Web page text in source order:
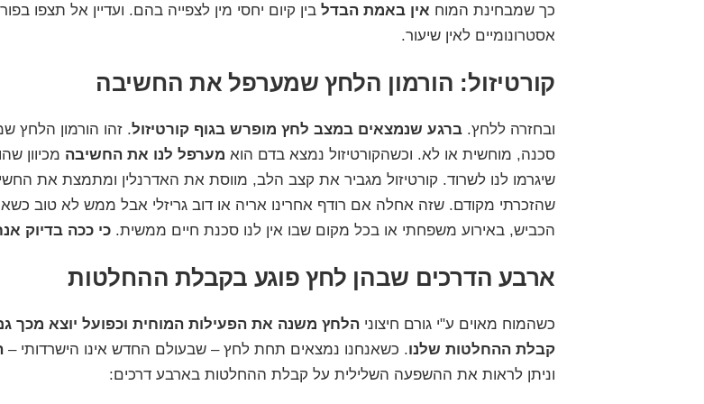
כך שמבחינת המוח אין באמת הבדלבין קיום יחסי מין לצפייה בהם. ועדיין אל תצפו
אסטרונומיים לאין שיעור.
קורטיזול: הורמון הלחץ שמערפל את החשיבה
ובחזרה ללחץ. ברגע שנמצאים במצב לחץ מופרש בגוף קורטיזול. זהו הורמון
סכנה, מוחשית או לא. וכשהקורטיזול נמצא בדם הוא מערפל לנו את החשיבה מכיוון
שיגרמו לנו לשרוד. קורטיזול מגביר את קצב הלב, מווסת את האדרנלין ומתמצת את
שהזכרתי מקודם. שזה אחלה אם רודף אחרינו אריה או דוב גריזלי אבל ממש לא טוב
הכביש, באירוע משפחתי או בכל מקום שבו אין לנו סכנת חיים ממשית. כי ככה בדיוק
ארבע הדרכים שבהן לחץ פוגע בקבלת ההחלטות
כשהמוח מאוים ע"י גורם חיצוני הלחץ משנה את הפעילות המוחית וכפועל יוצא מכך
קבלת ההחלטות שלנו. כשאנחנו נמצאים תחת לחץ – שבעולם החדש אינו הישרדותי –
וניתן לראות את ההשפעה השלילית על קבלת ההחלטות בארבע דרכים: